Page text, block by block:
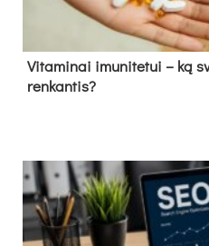
Vitaminai imunitetui – ką
renkantis?